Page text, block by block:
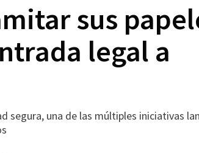
sus
legal a
segura, una de las múltiples iniciativas